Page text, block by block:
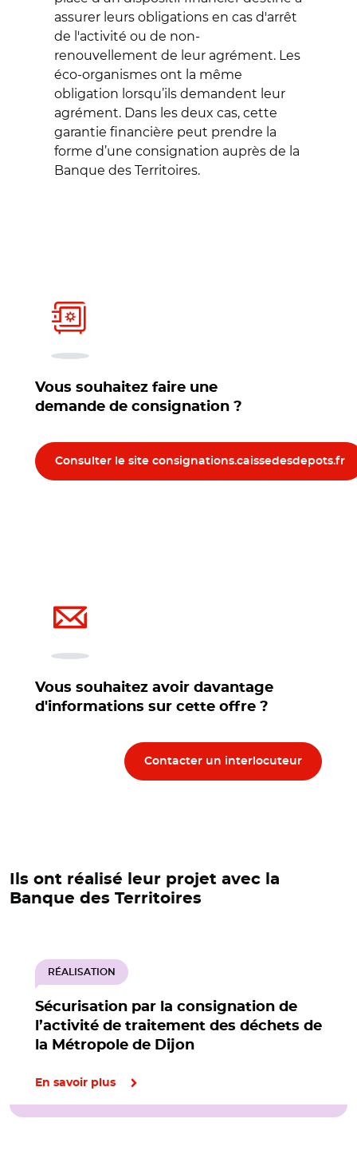
assurer leurs obligations en cas d'arrêt
de l'activité ou de non-
renouvellement de leur agrément. Les
éco-organismes ont la même
obligation lorsqu’ils demandent leur
agrément. Dans les deux cas, cette
garantie financière peut prendre la
forme d’une consignation auprès de la
Banque des Territoires.
Vous souhaitez faire une
demande de consignation ?
Consulter le site consignations.caissedesdepots.fr
Vous souhaitez avoir davantage
d'informations sur cette offre ?
Contacter un interlocuteur
Ils ont réalisé leur projet avec la
Banque des Territoires
Sécurisation par la consignation de
l’activité de traitement des déchets de
la Métropole de Dijon
RÉALISATION
En savoir plus